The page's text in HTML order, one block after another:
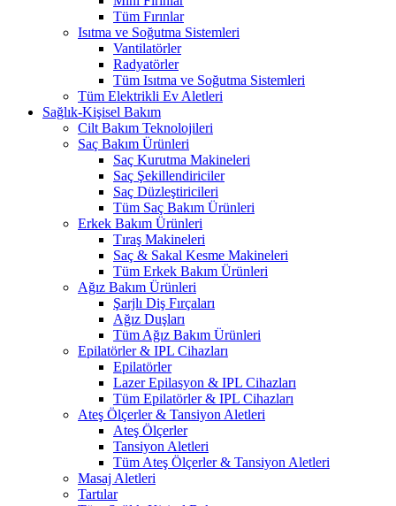
Tüm Fırınlar
Isıtma ve Soğutma Sistemleri
Vantilatörler
Radyatörler
Tüm Isıtma ve Soğutma Sistemleri
Tüm Elektrikli Ev Aletleri
Sağlık-Kişisel Bakım
Cilt Bakım Teknolojileri
Saç Bakım Ürünleri
Saç Kurutma Makineleri
Saç Şekillendiriciler
Saç Düzleştiricileri
Tüm Saç Bakım Ürünleri
Erkek Bakım Ürünleri
Tıraş Makineleri
Saç & Sakal Kesme Makineleri
Tüm Erkek Bakım Ürünleri
Ağız Bakım Ürünleri
Şarjlı Diş Fırçaları
Ağız Duşları
Tüm Ağız Bakım Ürünleri
Epilatörler & IPL Cihazları
Epilatörler
Lazer Epilasyon & IPL Cihazları
Tüm Epilatörler & IPL Cihazları
Ateş Ölçerler & Tansiyon Aletleri
Ateş Ölçerler
Tansiyon Aletleri
Tüm Ateş Ölçerler & Tansiyon Aletleri
Masaj Aletleri
Tartılar